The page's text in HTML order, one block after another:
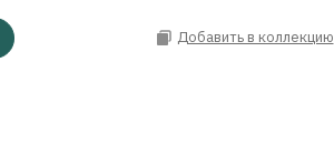
Добавить в коллекцию